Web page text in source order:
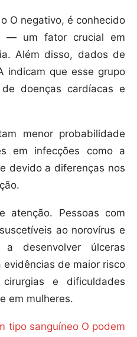
O negativo, é conhecido
— um fator crucial em
Além disso, dados de
indicam que esse grupo
doenças cardíacas e
menor probabilidade
em infecções como a
devido a diferenças nos
atenção. Pessoas com
ao norovírus e
desenvolver úlceras
de maior risco
e dificuldades
em mulheres.
tipo sanguíneo O podem